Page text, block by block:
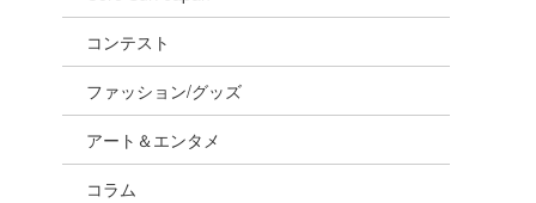
コンテスト
ファッション/グッズ
アート＆エンタメ
コラム